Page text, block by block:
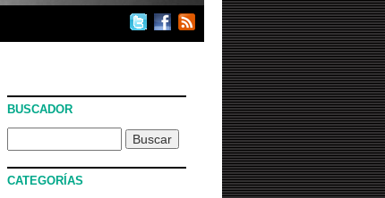
BUSCADOR
CATEGORÍAS